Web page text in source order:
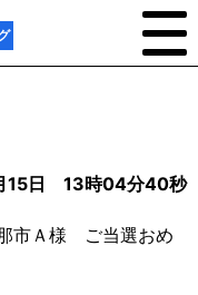
15日 13時04分40秒
市Ａ様 ご当選おめ